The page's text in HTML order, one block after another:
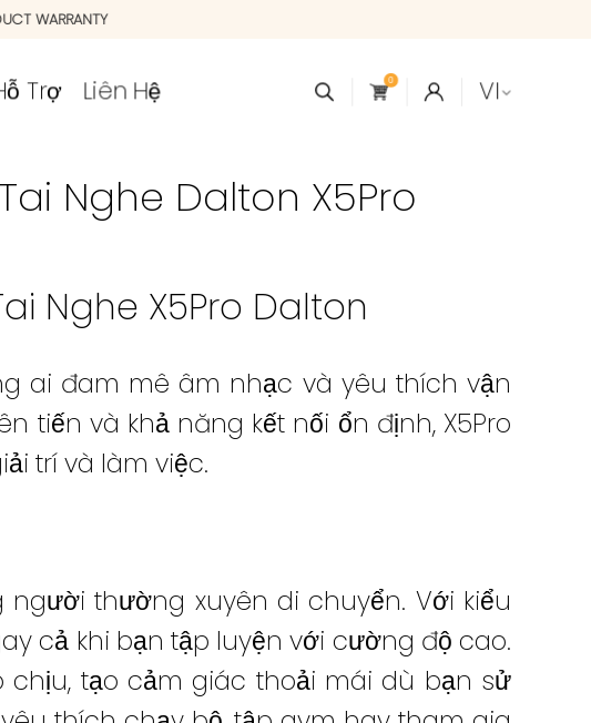
PRODUCT WARRANTY
Trợ Liên Hệ 0 VI
Nghe Dalton X5Pro
Nghe X5Pro Dalton
ai đam mê âm nhạc và yêu thích vận
tiến và khả năng kết nối ổn định, X5Pro
trí và làm việc.
thường xuyên di chuyển. Với kiểu
cả khi bạn tập luyện với cường độ cao.
tạo cảm giác thoải mái dù bạn sử